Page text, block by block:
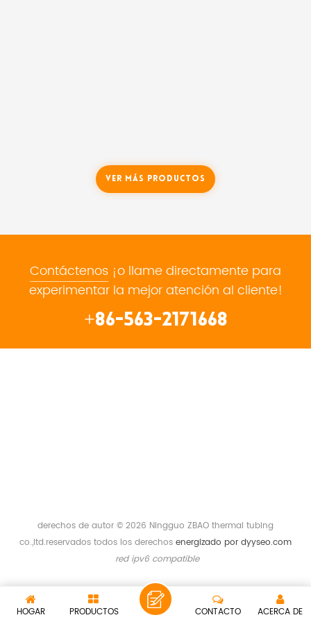
Ver Más Productos
Contáctenos ¡o llame directamente para
experimentar la mejor atención al cliente!
+86-563-2171668
derechos de autor © 2026 Ningguo ZBAO thermal tubing
co.,ltd.reservados todos los derechos energizado por dyyseo.com
red ipv6 compatible
HOGAR PRODUCTOS ACERCA DE
CONTACTO